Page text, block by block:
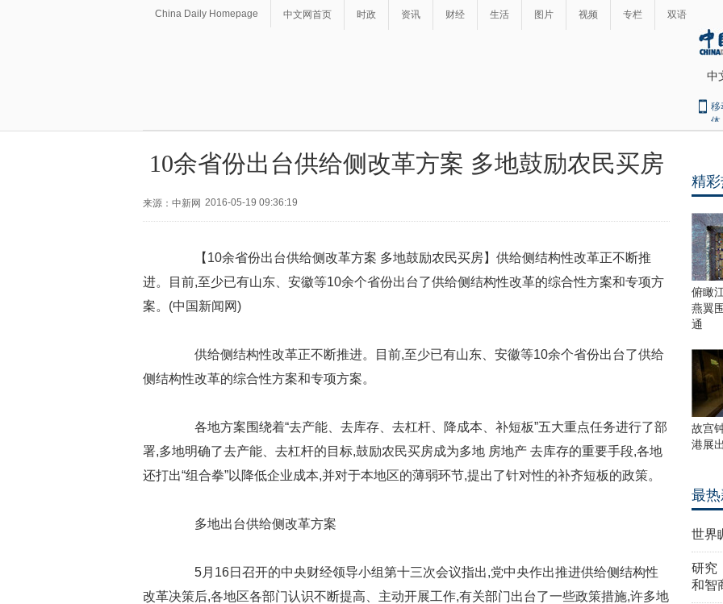
China Daily Homepage 中文网首页 时政 资讯 财经 生活 图片 视频 专栏 双语
中
移
体
10余省份出台供给侧改革方案 多地鼓励农民买房
来源：中新网 2016-05-19 09:36:19
【10余省份出台供给侧改革方案 多地鼓励农民买房】供给侧结构性改革正不断推
进。目前,至少已有山东、安徽等10余个省份出台了供给侧结构性改革的综合性方案和专项方
案。(中国新闻网)
供给侧结构性改革正不断推进。目前,至少已有山东、安徽等10余个省份出台了供给
侧结构性改革的综合性方案和专项方案。
各地方案围绕着“去产能、去库存、去杠杆、降成本、补短板”五大重点任务进行了部
署,多地明确了去产能、去杠杆的目标,鼓励农民买房成为多地 房地产 去库存的重要手段,各地
还打出“组合拳”以降低企业成本,并对于本地区的薄弱环节,提出了针对性的补齐短板的政策。
多地出台供给侧改革方案
5月16日召开的中央财经领导小组第十三次会议指出,党中央作出推进供给侧结构性
改革决策后,各地区各部门认识不断提高、主动开展工作,有关部门出台了一些政策措施,许多地
精
俯瞰
燕翼
通
故宫
港展
最
世界
研究
和智